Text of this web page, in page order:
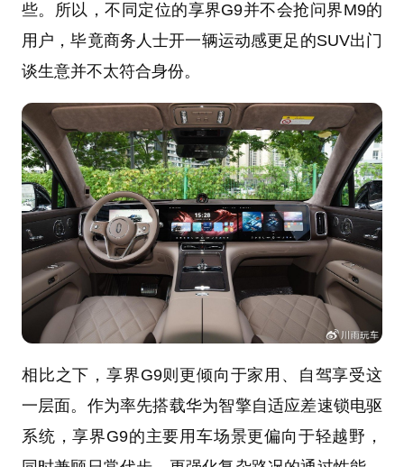
些。所以，不同定位的享界G9并不会抢问界M9的
用户，毕竟商务人士开一辆运动感更足的SUV出门
谈生意并不太符合身份。
相比之下，享界G9则更倾向于家用、自驾享受这
一层面。作为率先搭载华为智擎自适应差速锁电驱
系统，享界G9的主要用车场景更偏向于轻越野，